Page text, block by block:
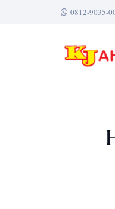
0812-9035-